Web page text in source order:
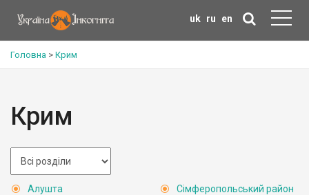
uk ru en
Головна > Крим
Крим
Алушта
Сімферопольський район